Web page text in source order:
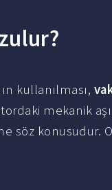
kullanılması,
mekanik
konusudur.